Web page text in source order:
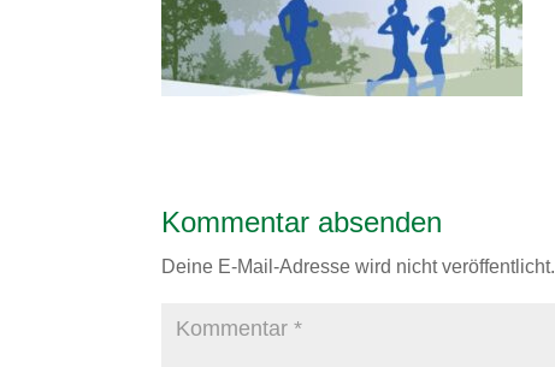
Kommentar absenden
Deine E-Mail-Adresse wird nicht veröffentlicht.